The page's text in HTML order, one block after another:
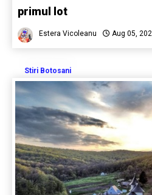
primul lot
Estera Vicoleanu Aug 05,
Stiri Botosani